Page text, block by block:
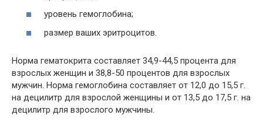
уровень гемоглобина;
размер ваших эритроцитов.
Норма гематокрита составляет 34,9-44,5 процента для
взрослых женщин и 38,8-50 процентов для взрослых
мужчин. Норма гемоглобина составляет от 12,0 до 15,5 г.
на децилитр для взрослой женщины и от 13,5 до 17,5 г. на
децилитр для взрослого мужчины.